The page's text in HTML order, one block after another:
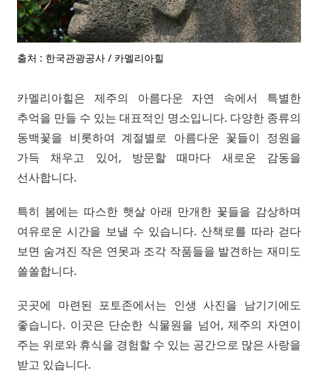
출처 : 한국관광공사 / 카멜리아힐
카멜리아힐은 제주의 아름다운 자연 속에서 특별한
추억을 만들 수 있는 대표적인 명소입니다. 다양한 종류의
동백꽃을 비롯하여 계절별로 아름다운 꽃들이 정원을
가득 채우고 있어, 방문할 때마다 새로운 감동을
선사합니다.
특히 봄에는 따스한 햇살 아래 만개한 꽃들을 감상하며
여유로운 시간을 보낼 수 있습니다. 산책로를 따라 걷다
보면 숨겨진 작은 연못과 조각 작품들을 발견하는 재미도
쏠쏠합니다.
곳곳에 마련된 포토존에서는 인생 사진을 남기기에도
좋습니다. 이곳은 단순한 식물원을 넘어, 제주의 자연이
주는 위로와 휴식을 경험할 수 있는 공간으로 많은 사랑을
받고 있습니다.